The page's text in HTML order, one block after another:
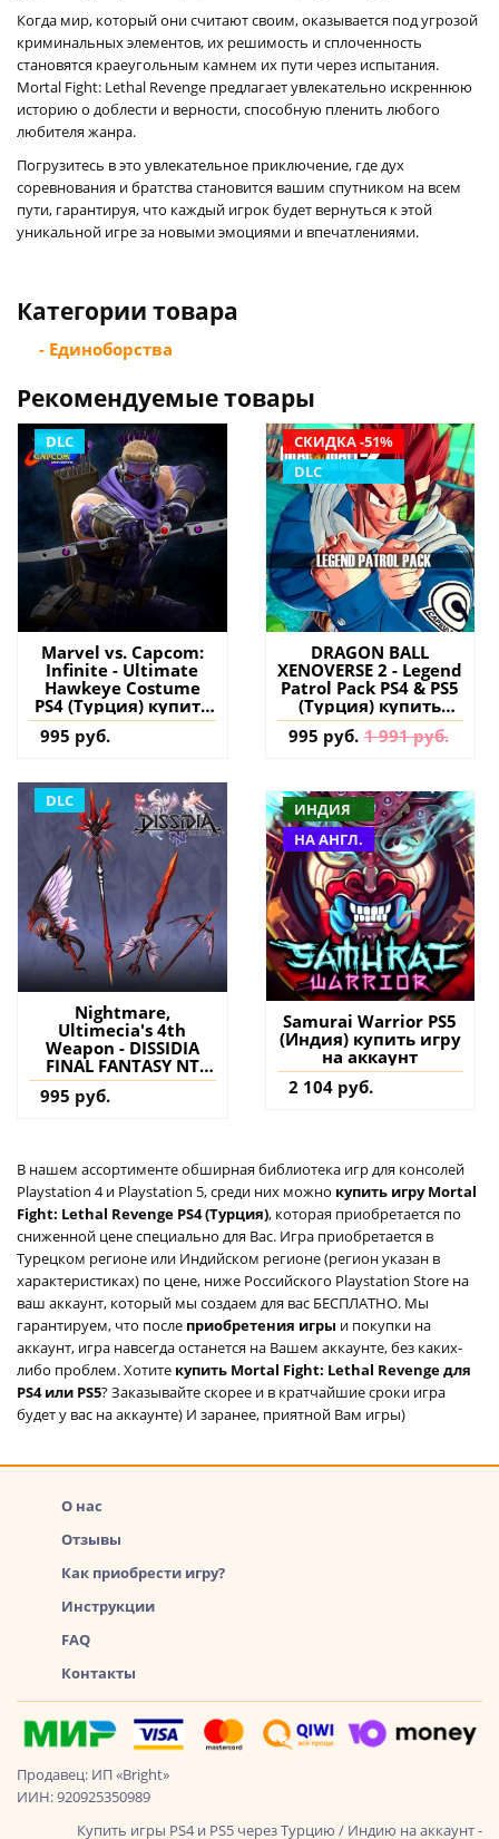
Когда мир, который они считают своим, оказывается под угрозой
криминальных элементов, их решимость и сплоченность
становятся краеугольным камнем их пути через испытания.
Mortal Fight: Lethal Revenge предлагает увлекательно искреннюю
историю о доблести и верности, способную пленить любого
любителя жанра.
Погрузитесь в это увлекательное приключение, где дух
соревнования и братства становится вашим спутником на всем
пути, гарантируя, что каждый игрок будет вернуться к этой
уникальной игре за новыми эмоциями и впечатлениями.
Категории товара
- Единоборства
Рекомендуемые товары
DLC
Marvel vs. Capcom:
Infinite - Ultimate
Hawkeye Costume
PS4 (Турция) купить
дополнение на
аккаунт
995 руб.
СКИДКА -51%
DLC
DRAGON BALL
XENOVERSE 2 - Legend
Patrol Pack PS4 & PS5
(Турция) купить
дополнение на
аккаунт
995 руб. 1 991 руб.
DLC
Nightmare,
Ultimecia's 4th
Weapon - DISSIDIA
FINAL FANTASY NT
PS4 (Турция) купить
дополнение на
995 руб.
ИНДИЯ
НА АНГЛ.
Samurai Warrior PS5
(Индия) купить игру
на аккаунт
2 104 руб.
В нашем ассортименте обширная библиотека игр для консолей
Playstation 4 и Playstation 5, среди них можно купить игру Mortal
Fight: Lethal Revenge PS4 (Турция), которая приобретается по
сниженной цене специально для Вас. Игра приобретается в
Турецком регионе или Индийском регионе (регион указан в
характеристиках) по цене, ниже Российского Playstation Store на
ваш аккаунт, который мы создаем для вас БЕСПЛАТНО. Мы
гарантируем, что после приобретения игры и покупки на
аккаунт, игра навсегда останется на Вашем аккаунте, без каких-
либо проблем. Хотите купить Mortal Fight: Lethal Revenge для
PS4 или PS5? Заказывайте скорее и в кратчайшие сроки игра
будет у вас на аккаунте) И заранее, приятной Вам игры)
О нас
Отзывы
Как приобрести игру?
Инструкции
FAQ
Контакты
Продавец: ИП «Bright»
ИИН: 920925350989
Купить игры PS4 и PS5 через Турцию / Индию на аккаунт -